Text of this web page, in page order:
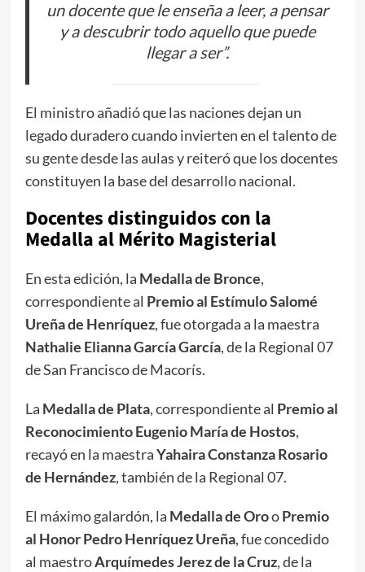
un docente que le enseña a leer, a pensar
y a descubrir todo aquello que puede
llegar a ser”.
El ministro añadió que las naciones dejan un
legado duradero cuando invierten en el talento de
su gente desde las aulas y reiteró que los docentes
constituyen la base del desarrollo nacional.
Docentes distinguidos con la
Medalla al Mérito Magisterial
En esta edición, la Medalla de Bronce,
correspondiente al Premio al Estímulo Salomé
Ureña de Henríquez, fue otorgada a la maestra
Nathalie Elianna García García, de la Regional 07
de San Francisco de Macorís.
La Medalla de Plata, correspondiente al Premio al
Reconocimiento Eugenio María de Hostos,
recayó en la maestraYahaira Constanza Rosario
de Hernández, también de la Regional 07.
El máximo galardón, la Medalla de OrooPremio
al Honor Pedro Henríquez Ureña, fue concedido
al maestroArquímedes Jerez de la Cruz, de la